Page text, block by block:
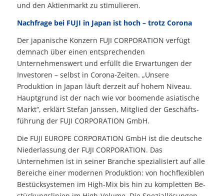
und den Aktienmarkt zu stimulieren.
Nachfrage bei FUJI in Japan ist hoch – trotz Corona
Der japanische Konzern FUJI CORPORATION verfügt
demnach über einen ent­sprech­enden
Unternehmenswert und erfüllt die Erwartungen der
Investoren – selbst in Corona-Zeiten. „Unsere
Produktion in Japan läuft derzeit auf hohem Niveau.
Haupt­grund ist der nach wie vor boomende asiatische
Markt“, er­klärt Stefan Janssen, Mitglied der Ge­schäfts­
führung der FUJI CORPORATION GmbH.
Die FUJI EUROPE CORPORATION GmbH ist die deutsche
Niederlassung der FUJI CORPORATION. Das
Unternehmen ist in sei­ner Branche spezialisiert auf alle
Be­reiche einer moder­nen Produktion: von hoch­flexiblen
Bestück­systemen im High-Mix bis hin zu kom­pletten Be­